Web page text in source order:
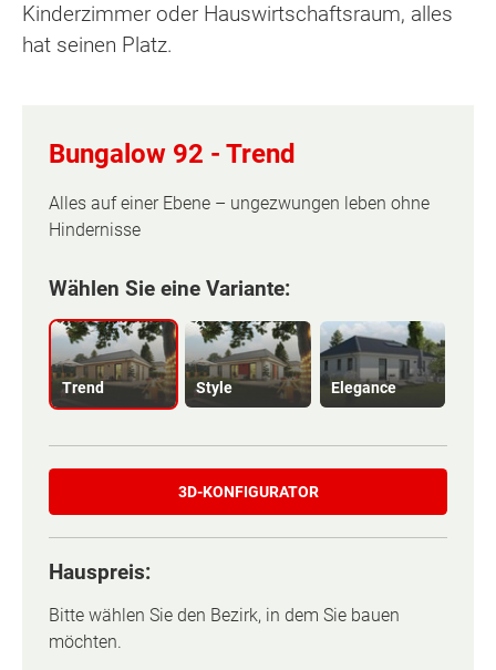
Kinderzimmer oder Hauswirtschaftsraum, alles
hat seinen Platz.
Basisinformation
Bodenbelagsfläche
Basisinformation
Bodenbelagsfläche
Bungalow 92 - Trend
Alles auf einer Ebene – ungezwungen leben ohne
Hindernisse
Wählen Sie eine Variante:
Trend Style Elegance
3D-KONFIGURATOR
Hauspreis:
Bitte wählen Sie den Bezirk, in dem Sie bauen
möchten.